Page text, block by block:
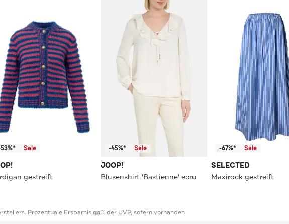
Sale
gestreift
-45%* Sale
JOOP!
Blusenshirt 'Bastienne' ecru
-67%* Sale
SELECTED
Maxirock gestreift
Prozentuale Ersparnis ggü. der UVP, sofern vorhanden